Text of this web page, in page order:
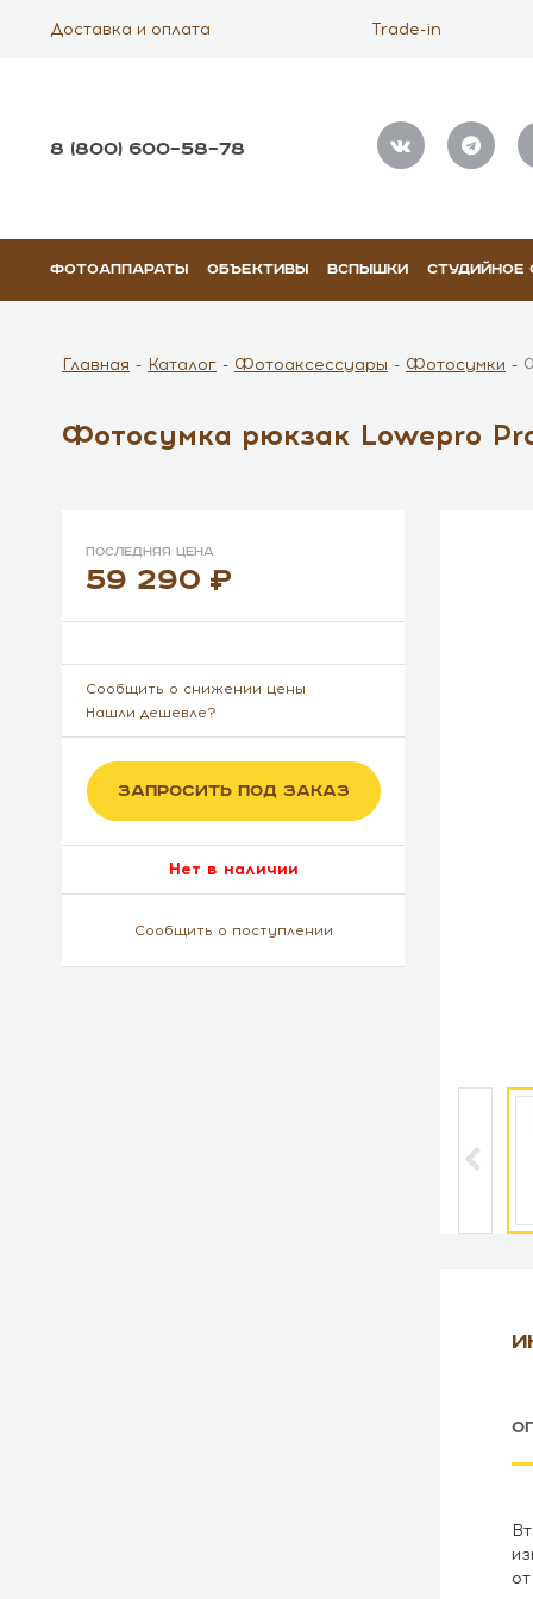
Доставка и оплата Trade-in
8 (800) 600–58–78
ФОТОАППАРАТЫ ОБЪЕКТИВЫ ВСПЫШКИ СТУДИЙНОЕ
Главная Каталог Фотоаксессуары Фотосумки
Фотосумка рюкзак Lowepro
Последняя цена
59 290
Сообщить о снижении цены
Нашли дешевле?
ЗАПРОСИТЬ ПОД ЗАКАЗ
Нет в наличии
Сообщить о поступлении